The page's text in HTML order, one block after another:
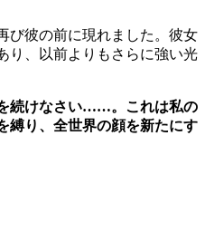
び彼の前に現れました。彼女
り、以前よりもさらに強い光
続けなさい……。これは私の
縛り、全世界の顔を新たにす